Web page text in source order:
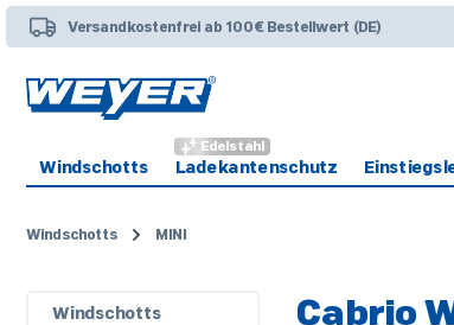
Hauptinhalt springen
Zur Suche springen
Zur Hauptnavigation springen
Versandkostenfrei ab 100€ Bestellwert (DE)
Windschotts Ladekantenschutz
Edelstahl
Windschotts MINI
Windschotts Cabrio